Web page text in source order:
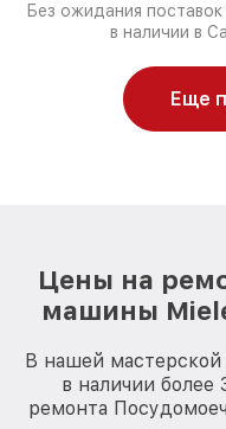
Без ожидания
в наличии в
Еще
Цены на
машины
В нашей
в наличии
ремонта